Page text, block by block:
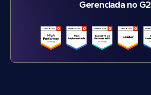
Gerenciada no G2